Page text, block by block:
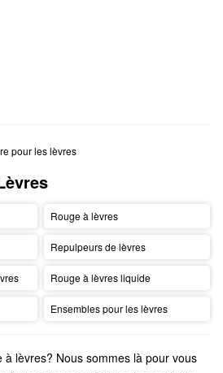
pour les lèvres
Rouge à lèvres
Repulpeurs de lèvres
Rouge à lèvres liquide
Ensembles pour les lèvres
à lèvres? Nous sommes là pour vous